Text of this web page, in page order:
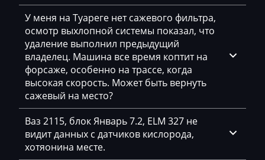
Chevrolet
Chrysler
Citroen
Claas
CMI
Comacchio
У меня на Туареге нет сажевого фильтра,
осмотр выхлопной системы показал, что
удаление выполнил предыдущий
владелец. Машина все время коптит на
форсаже, особенно на трассе, когда
высокая скорость. Может быть вернуть
сажевый на место?
Ваз 2115, блок Январь 7.2, ELM 327 не
видит данных с датчиков кислорода,
хотяонина месте.